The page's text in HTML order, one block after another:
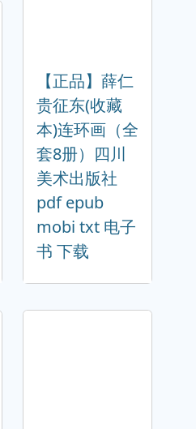
【正品】薛仁
贵征东(收藏
本)连环画（全
套8册）四川
美术出版社
pdf epub
mobi txt 电子
书 下载